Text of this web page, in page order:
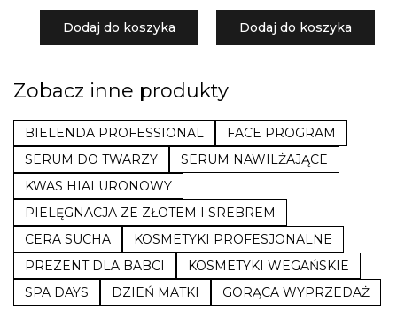
Dodaj do koszyka Dodaj do koszyka
Zobacz inne produkty
BIELENDA PROFESSIONAL
FACE PROGRAM
SERUM DO TWARZY
SERUM NAWILŻAJĄCE
KWAS HIALURONOWY
PIELĘGNACJA ZE ZŁOTEM I SREBREM
CERA SUCHA
KOSMETYKI PROFESJONALNE
PREZENT DLA BABCI
KOSMETYKI WEGAŃSKIE
SPA DAYS
DZIEŃ MATKI GORĄCA WYPRZEDAŻ